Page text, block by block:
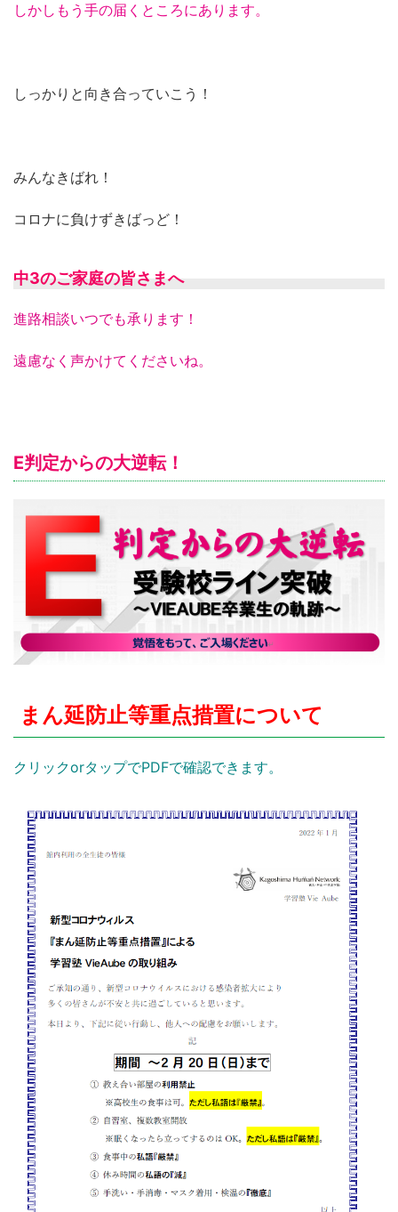
しかしもう手の届くところにあります。
しっかりと向き合っていこう！
みんなきばれ！
コロナに負けずきばっど！
中3のご家庭の皆さまへ
進路相談いつでも承ります！
遠慮なく声かけてくださいね。
E判定からの大逆転！
まん延防止等重点措置について
クリックorタップでPDFで確認できます。